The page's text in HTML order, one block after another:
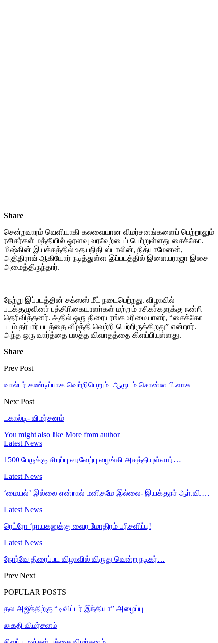
Share
சென்றவாரம் வெளியாகி கலவையான விமர்சனங்களைப் பெற்றாலும்
ரசிகர்கள் மத்தியில் ஓரளவு வரவேற்பைப் பெற்றுள்ளது சைக்கோ.
மிஷ்கின் இயக்கத்தில் உதயநிதி ஸ்டாலின், நித்யாமேனன்,
அதிதிராவ் ஆகியோர் நடித்துள்ள இப்படத்தில் இளையராஜா இசை
அமைத்திருந்தார்.
நேற்று இப்படத்தின் சக்ஸஸ் மீட் நடைபெற்றது. விழாவில்
படக்குழுவினர் பத்திரிகையாளர்கள் மற்றும் ரசிகர்களுக்கு நன்றி
தெரிவித்தனர். அதில் ஒரு திரையரங்க உரிமையாளர், “சைக்கோ
படம் தர்பார் படத்தை வீழ்த்தி வெற்றி பெற்றிருக்கிறது” என்றார்.
அந்த ஒரு வார்த்தை பலத்த விவாதத்தை கிளப்பியுள்ளது.
Share
Prev Post
வால்டர் கண்டிப்பாக வெற்றிபெறும்- ஆருடம் சொன்ன பி.வாசு
Next Post
டகால்டி- விமர்சனம்
You might also like More from author
Latest News
1500 பேருக்கு சிறப்பு வரவேற்பு வழங்கி அசத்தியுள்ளார்…
Latest News
‘மையல்’ இல்லை என்றால் மனிதமே இல்லை- இயக்குநர் ஆர்.வி.…
Latest News
ரெட்ரோ ‘நாயகனுக்கு வைர மோதிரம் பரிசளிப்பு!
Latest News
நோர்வே திரைப்பட விழாவில் விருது வென்ற நடிகர்…
Prev Next
POPULAR POSTS
தல அஜீத்திற்கு “டிவிட்டர் இந்தியா” அழைப்பு
கைதி விமர்சனம்